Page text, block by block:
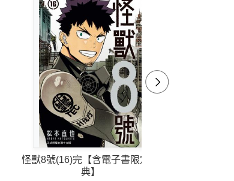
怪獸8號(16)完【含電子書限定特
典】